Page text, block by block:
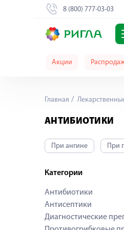
8 (800) 777-03-03
Акции
Главная
АНТИБИОТИКИ
При ангине При
Категории
Антибиотики
Антисептики
Диагностические